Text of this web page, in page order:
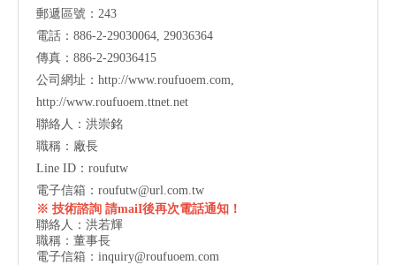
郵遞區號：243
電話：886-2-29030064, 29036364
傳真：886-2-29036415
公司網址： http://www.roufuoem.com,
http://www.roufuoem.ttnet.net
聯絡人：洪崇銘
職稱：廠長
Line ID：roufutw
電子信箱： roufutw@url.com.tw
※ 技術諮詢 請maiI後再次電話通知！
聯絡人：洪若輝
職稱：董事長
電子信箱： inquiry@roufuoem.com